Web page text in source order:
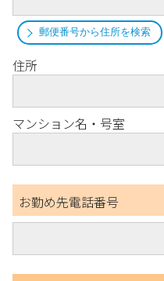
郵便番号から住所を検索
住所
マンション名・号室
お勤め先電話番号